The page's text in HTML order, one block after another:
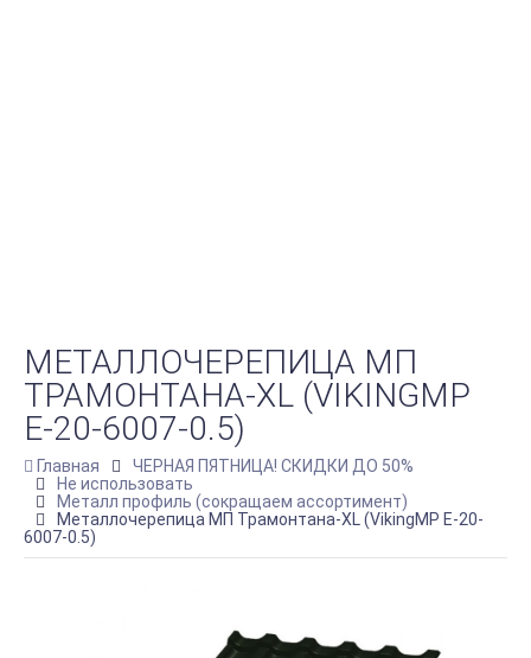
МЕТАЛЛОЧЕРЕПИЦА МП
ТРАМОНТАНА-XL (VIKINGMP
E-20-6007-0.5)
Главная
ЧЕРНАЯ ПЯТНИЦА! СКИДКИ ДО 50%
Не использовать
Металл профиль (сокращаем ассортимент)
Металлочерепица МП Трамонтана-XL (VikingMP E-20-
6007-0.5)